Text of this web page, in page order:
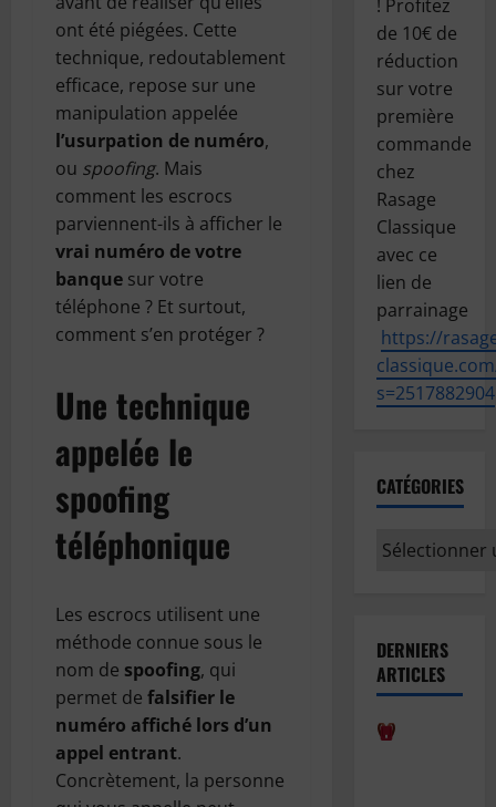
ont été piégées. Cette
technique, redoutablement
efficace, repose sur une
manipulation appelée
l’usurpation de numéro,
ou spoofing. Mais
comment les escrocs
parviennent-ils à afficher le
vrai numéro de votre
banque sur votre
téléphone ? Et surtout,
comment s’en protéger ?
Une technique
appelée le
spoofing
téléphonique
Les escrocs utilisent une
méthode connue sous le
nom de spoofing, qui
permet de falsifier le
numéro affiché lors d’un
appel entrant.
Concrètement, la personne
! Profitez
de 10€ de
réduction
sur votre
première
commande
chez
Rasage
Classique
avec ce
lien de
parrainage
https://
s=2517882904
CATÉGORIES
Catégories
DERNIERS
ARTICLES